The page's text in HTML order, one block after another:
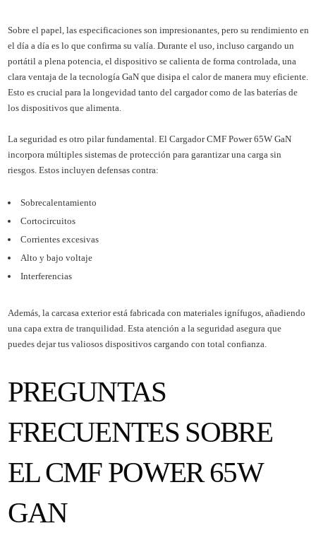
Sobre el papel, las especificaciones son impresionantes, pero su rendimiento en
el día a día es lo que confirma su valía. Durante el uso, incluso cargando un
portátil a plena potencia, el dispositivo se calienta de forma controlada, una
clara ventaja de la tecnología GaN que disipa el calor de manera muy eficiente.
Esto es crucial para la longevidad tanto del cargador como de las baterías de
los dispositivos que alimenta.
La seguridad es otro pilar fundamental. El Cargador CMF Power 65W GaN
incorpora múltiples sistemas de protección para garantizar una carga sin
riesgos. Estos incluyen defensas contra:
Sobrecalentamiento
Cortocircuitos
Corrientes excesivas
Alto y bajo voltaje
Interferencias
Además, la carcasa exterior está fabricada con materiales ignífugos, añadiendo
una capa extra de tranquilidad. Esta atención a la seguridad asegura que
puedes dejar tus valiosos dispositivos cargando con total confianza.
PREGUNTAS
FRECUENTES SOBRE
EL CMF POWER 65W
GAN